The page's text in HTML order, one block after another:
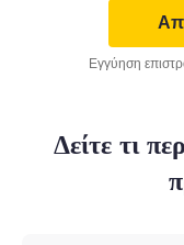
Εγγύηση
Δείτε τι